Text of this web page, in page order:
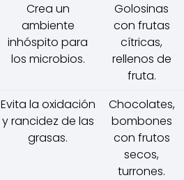
Crea un
ambiente
inhóspito para
los microbios.
Golosinas
con frutas
cítricas,
rellenos de
fruta.
Evita la oxidación
y rancidez de las
grasas.
Chocolates,
bombones
con frutos
secos,
turrones.